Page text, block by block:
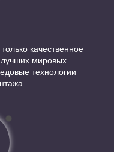
качественное
лучших мировых
технологии